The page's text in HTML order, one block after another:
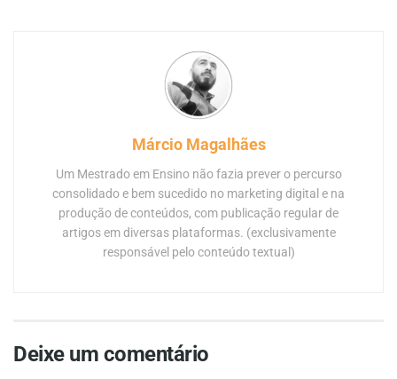
Márcio Magalhães
Um Mestrado em Ensino não fazia prever o percurso
consolidado e bem sucedido no marketing digital e na
produção de conteúdos, com publicação regular de
artigos em diversas plataformas. (exclusivamente
responsável pelo conteúdo textual)
Deixe um comentário